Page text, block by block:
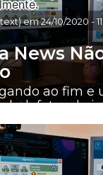
text) em24/10/2020 -
News
ao fim e
holofotes do